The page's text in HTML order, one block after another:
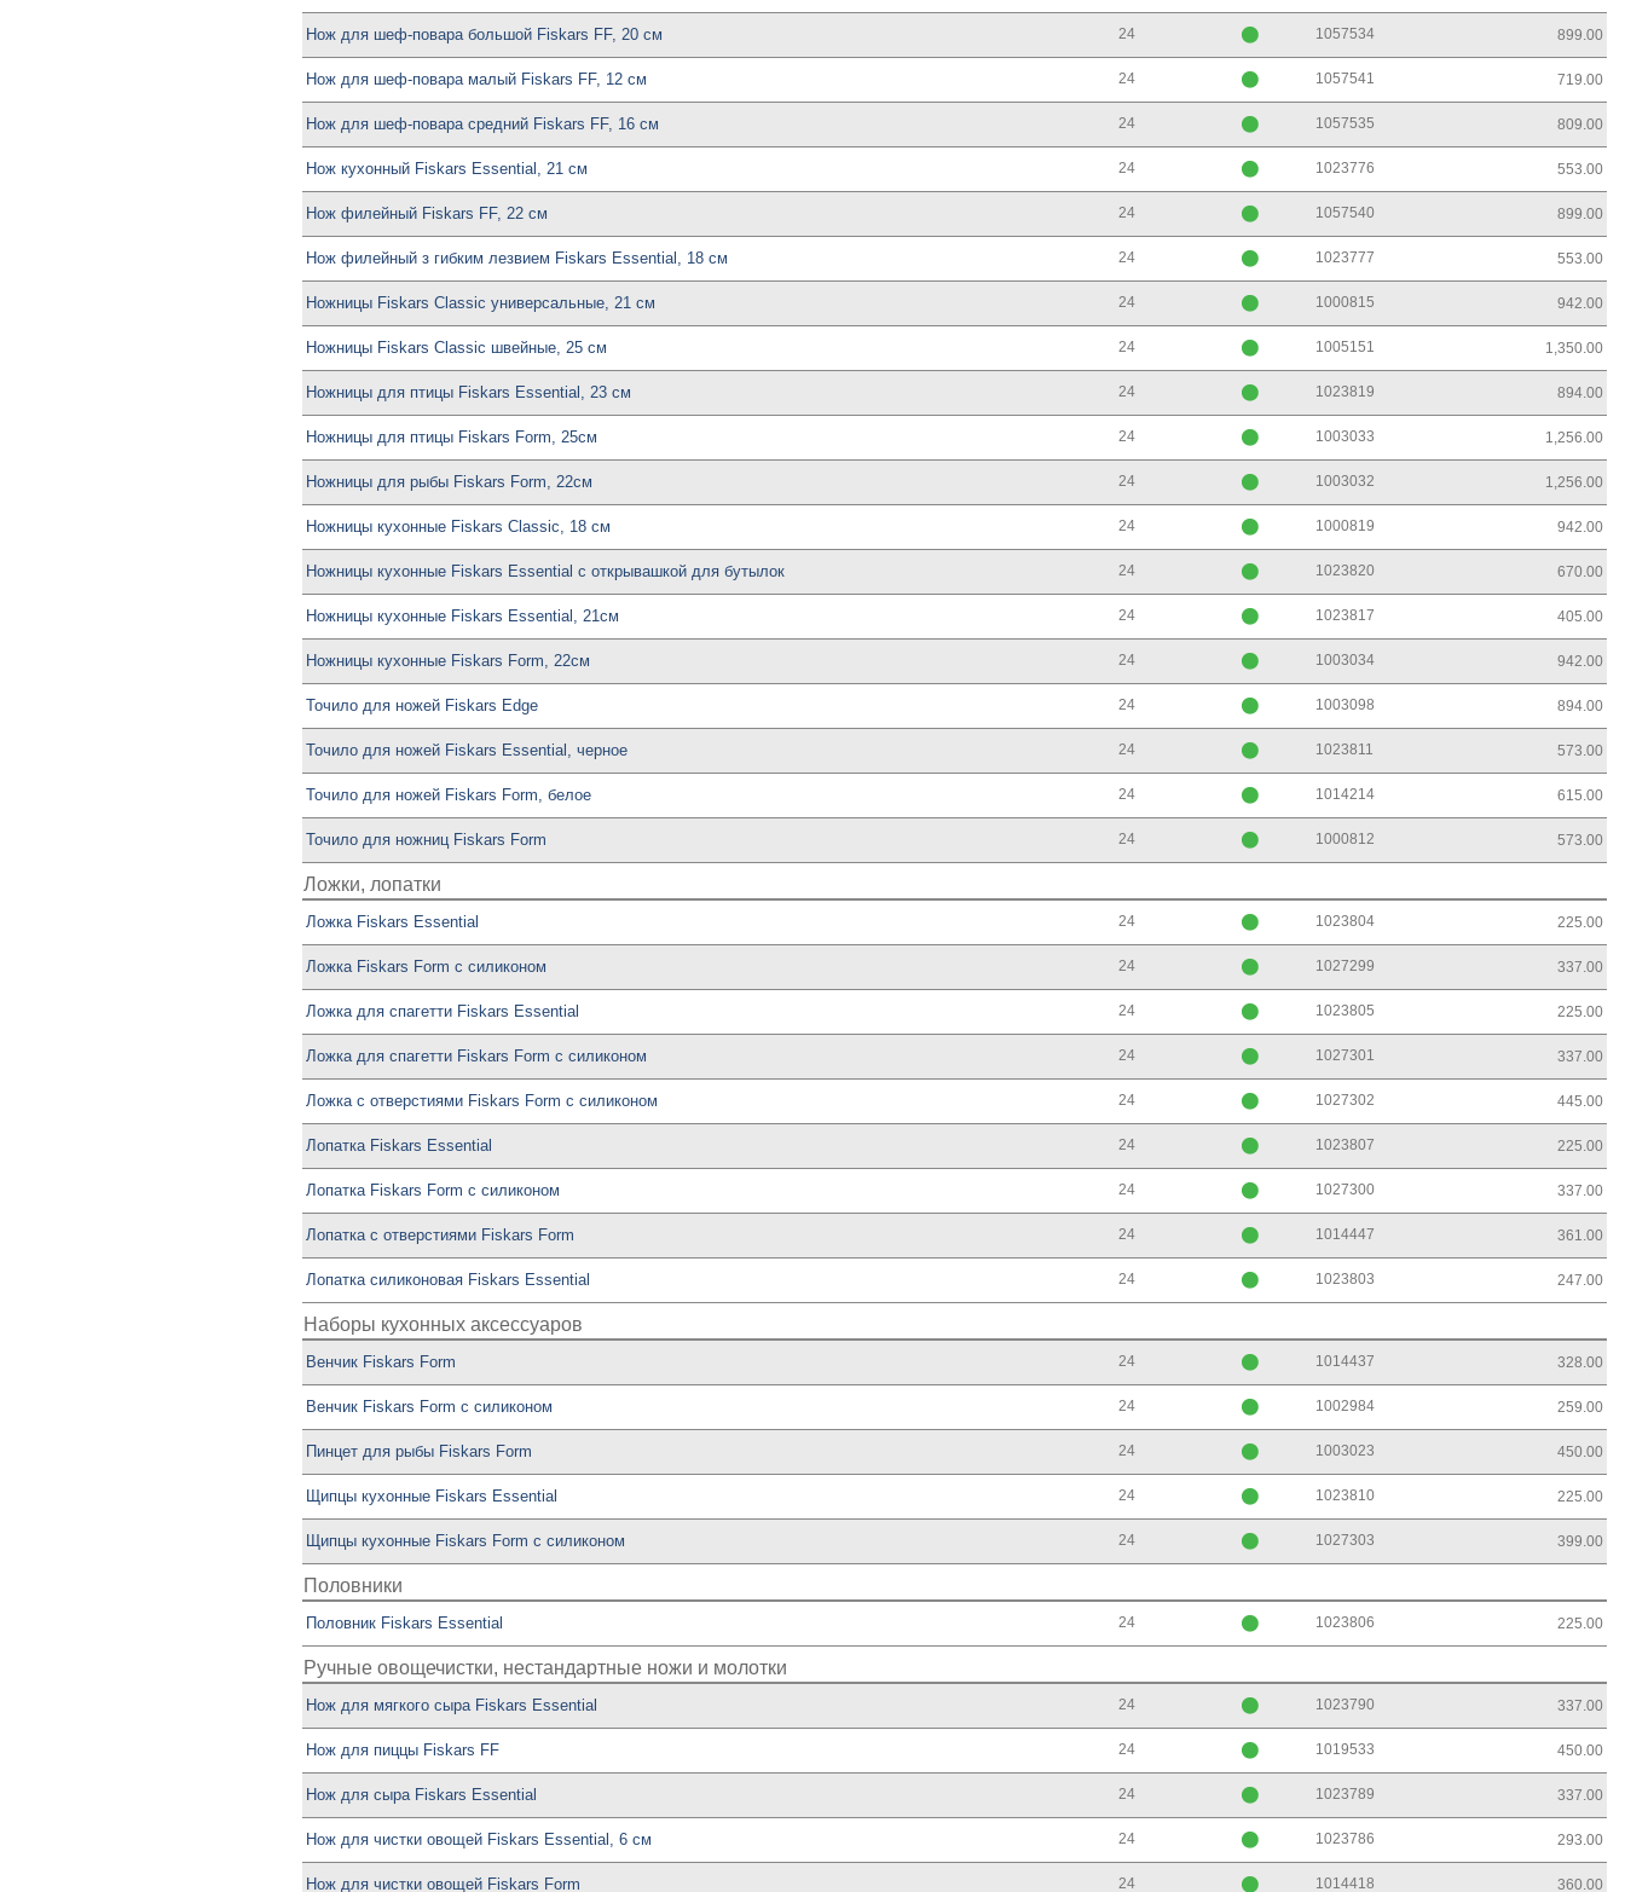
Нож для шеф-повара большой Fiskars FF, 20 см 24 1057534 899.00
Нож для шеф-повара малый Fiskars FF, 12 см 24 1057541 719.00
Нож для шеф-повара средний Fiskars FF, 16 см 24 1057535 809.00
Нож кухонный Fiskars Essential, 21 см 24 1023776 553.00
Нож филейный Fiskars FF, 22 см 24 1057540 899.00
Нож филейный з гибким лезвием Fiskars Essential, 18 см 24 1023777 553.00
Ножницы Fiskars Classic универсальные, 21 см 24 1000815 942.00
Ножницы Fiskars Classic швейные, 25 см 24 1005151 1,350.00
Ножницы для птицы Fiskars Essential, 23 см 24 1023819 894.00
Ножницы для птицы Fiskars Form, 25см 24 1003033 1,256.00
Ножницы для рыбы Fiskars Form, 22см 24 1003032 1,256.00
Ножницы кухонные Fiskars Classic, 18 см 24 1000819 942.00
Ножницы кухонные Fiskars Essential с открывашкой для бутылок 24 1023820 670.00
Ножницы кухонные Fiskars Essential, 21см 24 1023817 405.00
Ножницы кухонные Fiskars Form, 22см 24 1003034 942.00
Точило для ножей Fiskars Edge 24 1003098 894.00
Точило для ножей Fiskars Essential, черное 24 1023811 573.00
Точило для ножей Fiskars Form, белое 24 1014214 615.00
Точило для ножниц Fiskars Form 24 1000812 573.00
Ложки, лопатки
Ложка Fiskars Essential 24 1023804 225.00
Ложка Fiskars Form с силиконом 24 1027299 337.00
Ложка для спагетти Fiskars Essential 24 1023805 225.00
Ложка для спагетти Fiskars Form с силиконом 24 1027301 337.00
Ложка с отверстиями Fiskars Form с силиконом 24 1027302 445.00
Лопатка Fiskars Essential 24 1023807 225.00
Лопатка Fiskars Form с силиконом 24 1027300 337.00
Лопатка с отверстиями Fiskars Form 24 1014447 361.00
Лопатка силиконовая Fiskars Essential 24 1023803 247.00
Наборы кухонных аксессуаров
Венчик Fiskars Form 24 1014437 328.00
Венчик Fiskars Form с силиконом 24 1002984 259.00
Пинцет для рыбы Fiskars Form 24 1003023 450.00
Щипцы кухонные Fiskars Essential 24 1023810 225.00
Щипцы кухонные Fiskars Form с силиконом 24 1027303 399.00
Половники
Половник Fiskars Essential 24 1023806 225.00
Ручные овощечистки, нестандартные ножи и молотки
Нож для мягкого сыра Fiskars Essential 24 1023790 337.00
Нож для пиццы Fiskars FF 24 1019533 450.00
Нож для сыра Fiskars Essential 24 1023789 337.00
Нож для чистки овощей Fiskars Essential, 6 см 24 1023786 293.00
Нож для чистки овощей Fiskars Form 24 1014418 360.00